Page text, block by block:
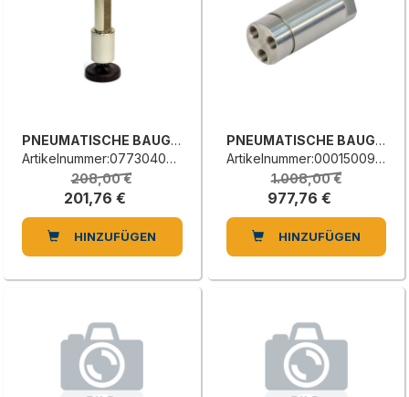
PNEUMATISCHE BAUGRUPPE
Artikelnummer:0773040300E
208,00 €
201,76 €
HINZUFÜGEN
PNEUMATISCHE BAUGRUPPE
Artikelnummer:0001500929L
1.008,00 €
977,76 €
HINZUFÜGEN